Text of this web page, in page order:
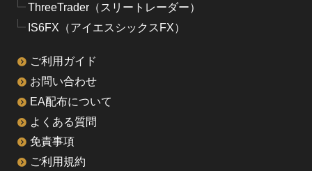
ThreeTrader（スリートレーダー）
IS6FX（アイエスシックスFX）
ご利用ガイド
お問い合わせ
EA配布について
よくある質問
免責事項
ご利用規約